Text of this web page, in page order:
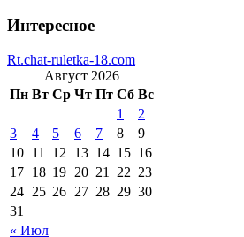
Интересное
Rt.chat-ruletka-18.com
Август 2026
Пн Вт Ср Чт Пт Сб Вс
« Июл
1
2
3
4 5 6 7 8
9
10 11 12 13 14 15 16
17 18 19 20 21 22 23
24 25 26 27 28 29 30
31